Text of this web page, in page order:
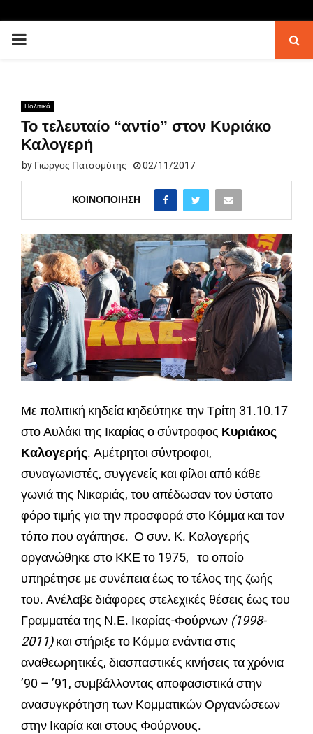
PRIMARY
Πολιτικά
Το τελευταίο “αντίο” στον Κυριάκο
Καλογερή
by Γιώργος Πατσομύτης 02/11/2017
ΚΟΙΝΟΠΟΊΗΣΗ
Με πολιτική κηδεία κηδεύτηκε την Τρίτη 31.10.17
στο Αυλάκι της Ικαρίας ο σύντροφος Κυριάκος
Καλογερής. Αμέτρητοι σύντροφοι,
συναγωνιστές, συγγενείς και φίλοι από κάθε
γωνιά της Νικαριάς, του απέδωσαν τον ύστατο
φόρο τιμής για την προσφορά στο Κόμμα και τον
τόπο που αγάπησε. Ο συν. Κ. Καλογερής
οργανώθηκε στο ΚΚΕ το 1975, το οποίο
υπηρέτησε με συνέπεια έως το τέλος της ζωής
του. Ανέλαβε διάφορες στελεχικές θέσεις έως του
Γραμματέα της Ν.Ε. Ικαρίας-Φούρνων (1998-
2011)και στήριξε το Κόμμα ενάντια στις
αναθεωρητικές, διασπαστικές κινήσεις τα χρόνια
’90 – ’91, συμβάλλοντας αποφασιστικά στην
ανασυγκρότηση των Κομματικών Οργανώσεων
στην Ικαρία και στους Φούρνους.